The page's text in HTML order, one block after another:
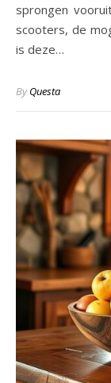
sprongen
scooters, de
is deze…
ByQuesta